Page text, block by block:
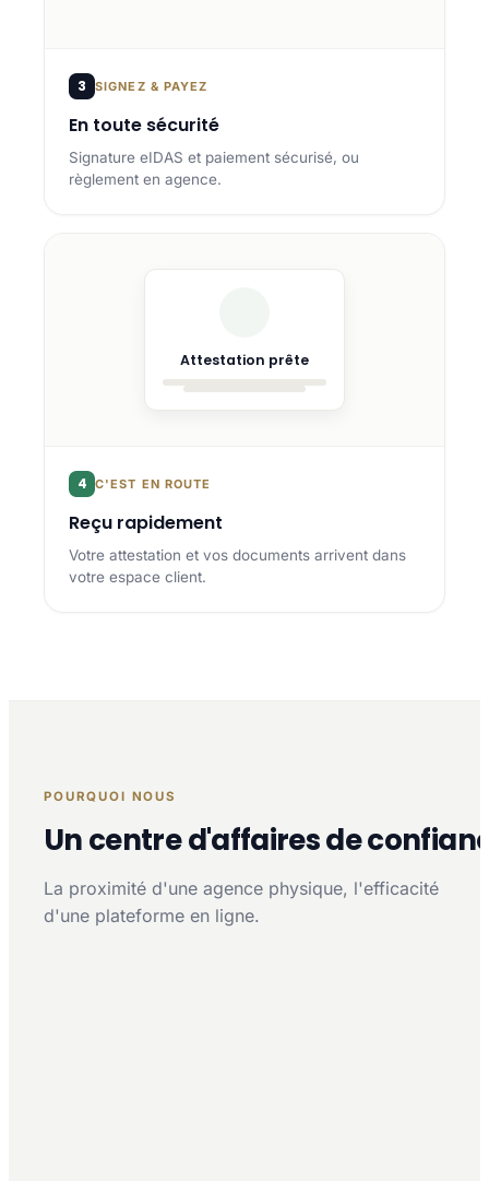
3 SIGNEZ & PAYEZ
En toute sécurité
Signature eIDAS et paiement sécurisé, ou
règlement en agence.
Attestation prête
4 C'EST EN ROUTE
Reçu rapidement
Votre attestation et vos documents arrivent dans
votre espace client.
POURQUOI NOUS
Un centre d'affaires de
La proximité d'une agence physique, l'efficacité
d'une plateforme en ligne.